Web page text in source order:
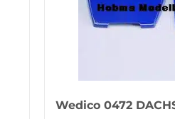
Wedico 0472